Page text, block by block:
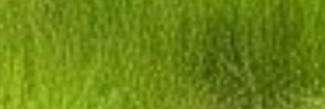
entretien et réglementation